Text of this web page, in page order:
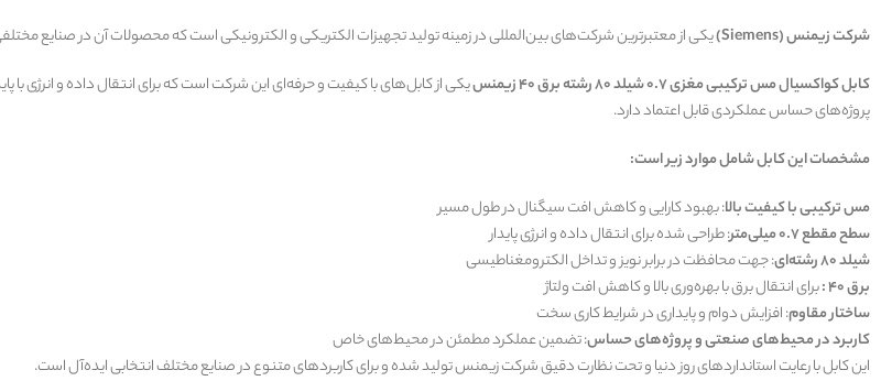
شرکت زیمنس (Siemens)
یکی از معتبرترین شرکت‌های بین‌المللی در زمینه تولید تجهیزات الکتریکی و الکترونیکی است که محصولات آن در صنایع
کابل کواکسیال مس ترکیبی مغزی 0.7 شیلد 80 رشته برق 40 زیمنس
یکی از کابل‌های با کیفیت و حرفه‌ای این شرکت است که برای انتقال داده و انرژی
پروژه‌های حساس عملکردی قابل اعتماد دارد.
مشخصات این کابل شامل موارد زیر است:
مس ترکیبی با کیفیت بالا: بهبود کارایی و کاهش افت سیگنال در طول مسیر
سطح مقطع 0.7 میلی‌متر
: طراحی شده برای انتقال داده و انرژی پایدار
شیلد 80 رشته‌ای
: جهت محافظت در برابر نویز و تداخل الکترومغناطیسی
برق 40 :
برای انتقال برق با بهره‌وری بالا و کاهش افت ولتاژ
ساختار مقاوم: افزایش دوام و پایداری در شرایط کاری سخت
کاربرد در محیط‌های صنعتی و پروژه‌های حساس: تضمین عملکرد مطمئن در محیط‌های خاص
این کابل با رعایت استانداردهای روز دنیا و تحت نظارت دقیق شرکت زیمنس تولید شده و برای کاربردهای متنوع در صنایع مختلف انتخابی ایده‌آل است.